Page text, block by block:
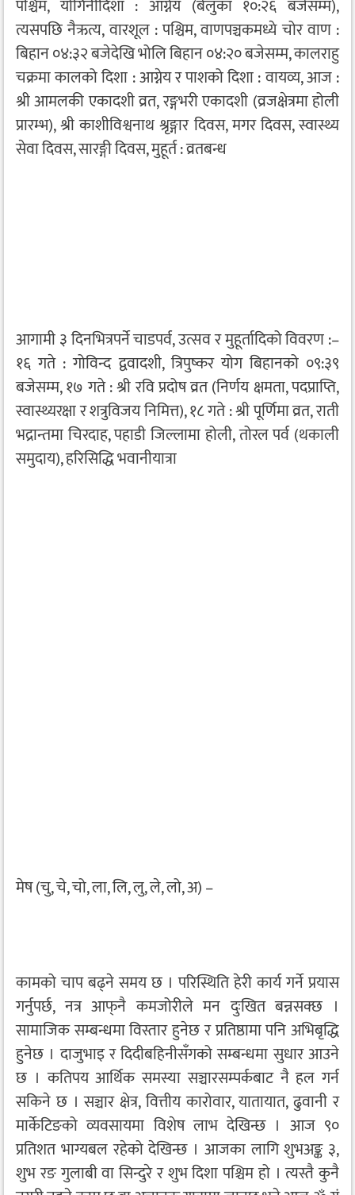
पश्चिम, योगिनीदिशा : आग्नेय (बेलुका १०:२६ बजेसम्म),
त्यसपछि नैऋत्य, वारशूल : पश्चिम, वाणपञ्चकमध्ये चोर वाण :
बिहान ०४:३२ बजेदेखि भोलि बिहान ०४:२० बजेसम्म, कालराहु
चक्रमा कालको दिशा : आग्नेय र पाशको दिशा : वायव्य, आज :
श्री आमलकी एकादशी व्रत, रङ्गभरी एकादशी (व्रजक्षेत्रमा होली
प्रारम्भ), श्री काशीविश्वनाथ श्रृङ्गार दिवस, मगर दिवस, स्वास्थ्य
सेवा दिवस, सारङ्गी दिवस, मुहूर्त : व्रतबन्ध
आगामी ३ दिनभित्रपर्ने चाडपर्व, उत्सव र मुहूर्तादिको विवरण :–
१६ गते : गोविन्द द्ववादशी, त्रिपुष्कर योग बिहानको ०९:३९
बजेसम्म, १७ गते : श्री रवि प्रदोष व्रत (निर्णय क्षमता, पदप्राप्ति,
स्वास्थ्यरक्षा र शत्रुविजय निमित्त), १८ गते : श्री पूर्णिमा व्रत, राती
भद्रान्तमा चिरदाह, पहाडी जिल्लामा होली, तोरल पर्व (थकाली
समुदाय), हरिसिद्धि भवानीयात्रा
मेष (चु, चे, चो, ला, लि, लु, ले, लो, अ) –
कामको चाप बढ्ने समय छ । परिस्थिति हेरी कार्य गर्ने प्रयास
गर्नुपर्छ, नत्र आफ्‌नै कमजोरीले मन दुःखित बन्नसक्छ ।
सामाजिक सम्बन्धमा विस्तार हुनेछ र प्रतिष्ठामा पनि अभिबृद्धि
हुनेछ । दाजुभाइ र दिदीबहिनीसँगको सम्बन्धमा सुधार आउने
छ । कतिपय आर्थिक समस्या सञ्चारसम्पर्कबाट नै हल गर्न
सकिने छ । सञ्चार क्षेत्र, वित्तीय कारोवार, यातायात, ढुवानी र
मार्केटिङको व्यवसायमा विशेष लाभ देखिन्छ । आज ९०
प्रतिशत भाग्यबल रहेको देखिन्छ । आजका लागि शुभअङ्क ३,
शुभ रङ गुलाबी वा सिन्दुरे र शुभ दिशा पश्चिम हो । त्यस्तै कुनै